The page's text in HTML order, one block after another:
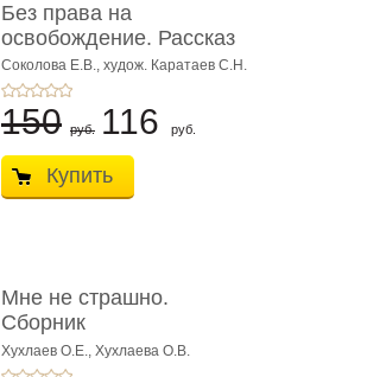
Без права на
освобождение. Рассказ
Соколова Е.В., худож. Каратаев С.Н.
150 руб. 116 руб.
Купить
Мне не страшно.
Сборник
терапевтических
сказо� ...
Хухлаев О.Е., Хухлаева О.В.